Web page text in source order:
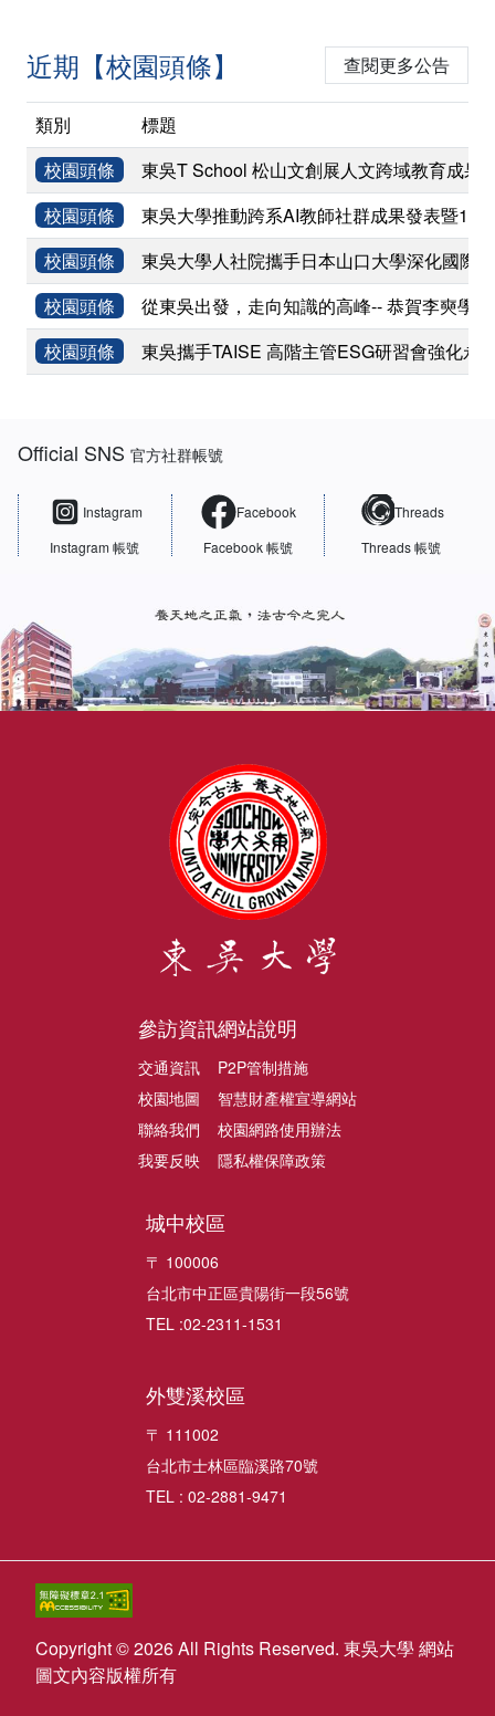
近期【校園頭條】 查閱更多公告
類別
標題
校園頭條
東吳T School 松山文創展人文跨域教育成果
校園頭條
東吳大學推動跨系AI教師社群成果發表暨
校園頭條
東吳大學人社院攜手日本山口大學深化國際
校園頭條
從東吳出發，走向知識的高峰-- 恭賀李奭學
校園頭條
東吳攜手TAISE 高階主管ESG研習會強化永
Official SNS官方社群帳號
Instagram
Instagram 帳號
Facebook
Facebook 帳號
Threads
Threads 帳號
參訪資訊
交通資訊
校園地圖
聯絡我們
我要反映
網站說明
P2P管制措施
智慧財產權宣導網站
校園網路使用辦法
隱私權保障政策
城中校區
〒 100006
台北市中正區貴陽街一段56號
TEL :02-2311-1531
外雙溪校區
〒 111002
台北市士林區臨溪路70號
TEL : 02-2881-9471
Copyright © 2026 All Rights Reserved. 東吳大學 網站
圖文內容版權所有